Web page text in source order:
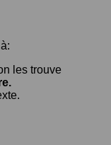
les trouve